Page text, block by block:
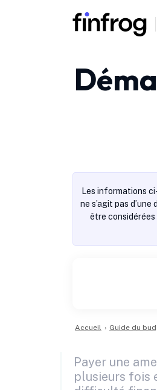
Les informations
ne s’agit pas
être
Accueil › Guide du
Payer une
plusieurs fois